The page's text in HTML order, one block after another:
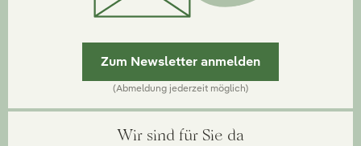
Zum Newsletter anmelden
(Abmeldung jederzeit möglich)
Wir sind für Sie da